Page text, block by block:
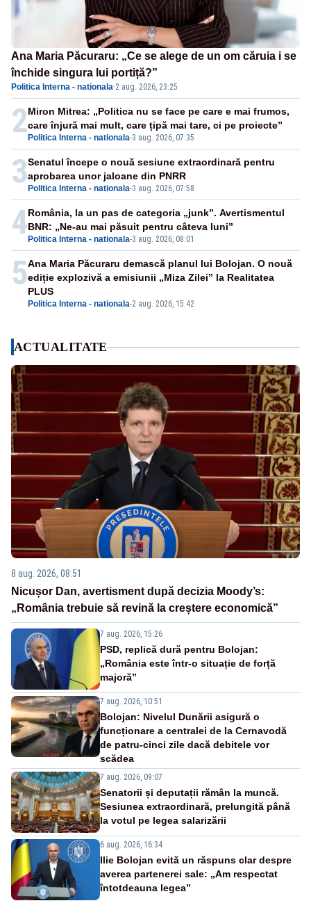
Ana Maria Păcuraru: „Ce se alege de un om căruia i se
închide singura lui portiță?”
Politica Interna - nationala·2 aug. 2026, 23:25
2 Politica Interna - nationala-3 aug. 2026, 07:35
Miron Mitrea: „Politica nu se face pe care e mai frumos,
care înjură mai mult, care țipă mai tare, ci pe proiecte”
3 Politica Interna - nationala-3 aug. 2026, 07:58
Senatul începe o nouă sesiune extraordinară pentru
aprobarea unor jaloane din PNRR
4 Politica Interna - nationala-3 aug. 2026, 08:01
România, la un pas de categoria „junk”. Avertismentul
BNR: „Ne-au mai păsuit pentru câteva luni”
5
Politica Interna - nationala-2 aug. 2026, 15:42
Ana Maria Păcuraru demască planul lui Bolojan. O nouă
ediție explozivă a emisiunii „Miza Zilei” la Realitatea
PLUS
ACTUALITATE
8 aug. 2026, 08:51
Nicușor Dan, avertisment după decizia Moody’s:
„România trebuie să revină la creștere economică”
7 aug. 2026, 15:26
PSD, replică dură pentru Bolojan:
„România este într-o situație de forță
majoră”
7 aug. 2026, 10:51
Bolojan: Nivelul Dunării asigură o
funcționare a centralei de la Cernavodă
de patru-cinci zile dacă debitele vor
scădea
7 aug. 2026, 09:07
Senatorii și deputații rămân la muncă.
Sesiunea extraordinară, prelungită până
la votul pe legea salarizării
6 aug. 2026, 16:34
Ilie Bolojan evită un răspuns clar despre
averea partenerei sale: „Am respectat
întotdeauna legea”